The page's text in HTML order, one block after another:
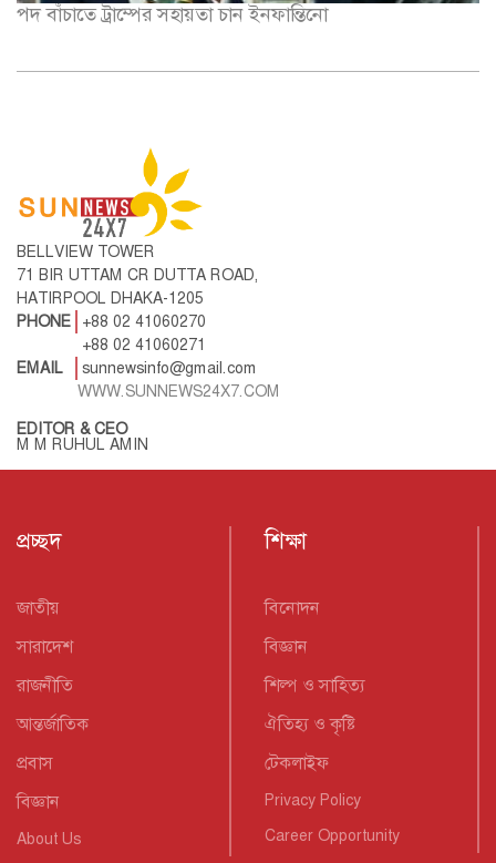
পদ বাঁচাতে ট্রাম্পের সহায়তা চান ইনফান্তিনো
BELLVIEW TOWER
71 BIR UTTAM CR DUTTA ROAD,
HATIRPOOL DHAKA-1205
PHONE
+88 02 41060270
+88 02 41060271
EMAIL
sunnewsinfo@gmail.com
WWW.SUNNEWS24X7.COM
EDITOR & CEO
M M RUHUL AMIN
প্রচ্ছদ
জাতীয়
সারাদেশ
রাজনীতি
আন্তর্জাতিক
প্রবাস
বিজ্ঞান
About Us
শিক্ষা
বিনোদন
বিজ্ঞান
শিল্প ও সাহিত্য
ঐতিহ্য ও কৃষ্টি
টেকলাইফ
Privacy Policy
Career Opportunity